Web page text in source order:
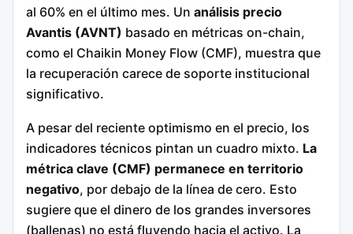
al 60% en el último mes. Un análisis precio
Avantis (AVNT) basado en métricas on-chain,
como el Chaikin Money Flow (CMF), muestra que
la recuperación carece de soporte institucional
significativo.
A pesar del reciente optimismo en el precio, los
indicadores técnicos pintan un cuadro mixto. La
métrica clave (CMF) permanece en territorio
negativo, por debajo de la línea de cero. Esto
sugiere que el dinero de los grandes inversores
(ballenas) no está fluyendo hacia el activo. La